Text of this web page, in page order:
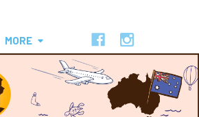
MORE